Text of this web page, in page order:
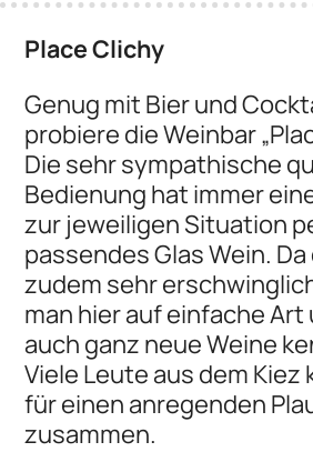
Place Clichy
Genug mit Bier und
probiere die Weinbar
Die sehr sympathische
Bedienung hat immer
zur jeweiligen Situation
passendes Glas Wein.
zudem sehr
man hier auf einfache Art
auch ganz neue Weine
Viele Leute aus dem Kiez
für einen anregenden
zusammen.